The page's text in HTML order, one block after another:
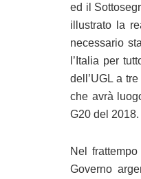
ed il
illustrato la
necessario
l’Italia per
dell’UGL a
che avrà
G20 del 2018.
Nel
Governo